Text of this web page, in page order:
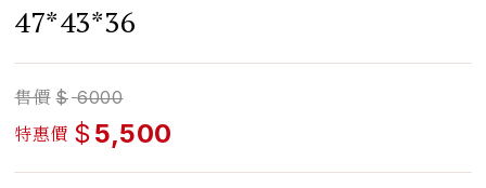
47*43*36
售價 $ 6000
特惠價 $ 5,500